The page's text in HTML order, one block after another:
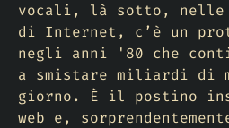
vocali, là sotto, nelle
di Internet, c’è un
negli anni '80 che
a smistare miliardi di
giorno. È il postino
web e,